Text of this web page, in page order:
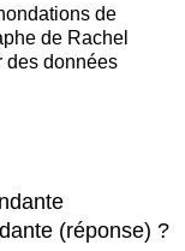
de
de Rachel
des données
(réponse) ?